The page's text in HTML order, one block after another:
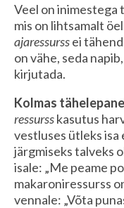
Veel on inimestega
mis on lihtsamalt
ajaressurssei
on vähe, seda
kirjutada.
Kolmas
ressursskasutus
vestluses ütleks isa
järgmiseks talveks
isale: „Me peame
makaroniressurss
vennale: „Võta